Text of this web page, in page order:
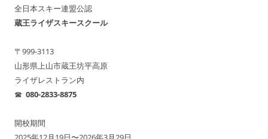
全日本スキー連盟公認
蔵王ライザスキースクール
〒999-3113
山形県上山市蔵王坊平高原
ライザレストラン内
☎︎ 080-2833-8875
開校期間